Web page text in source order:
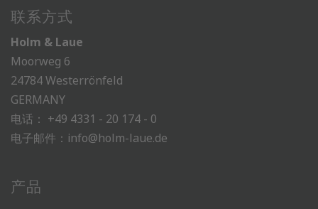
联系方式
Holm & Laue
Moorweg 6
24784 Westerrönfeld
GERMANY
电话： +49 4331 - 20 174 - 0
电子邮件： info@holm-laue.de
产品